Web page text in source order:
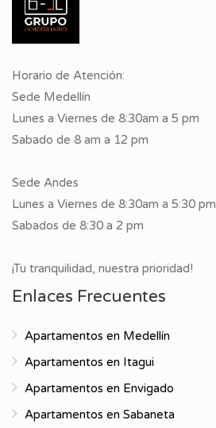
Horario de Atención:
Sede Medellín
Lunes a Viernes de 8:30am a 5 pm
Sabado de 8 am a 12 pm
Sede Andes
Lunes a Viernes de 8:30am a 5:30 pm
Sabados de 8:30 a 2 pm
¡Tu tranquilidad, nuestra prioridad!
Enlaces Frecuentes
Apartamentos en Medellín
Apartamentos en Itagui
Apartamentos en Envigado
Apartamentos en Sabaneta